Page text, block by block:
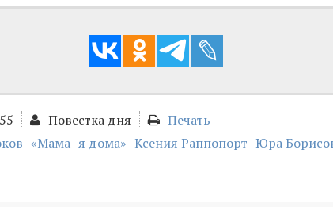
Повестка дня
Печать
«Мама я дома» Ксения Раппопорт Юра